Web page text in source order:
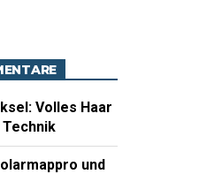
Volles Haar
und